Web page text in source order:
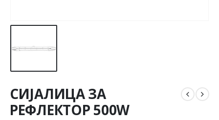
СИЈАЛИЦА ЗА
РЕФЛЕКТОР 500W